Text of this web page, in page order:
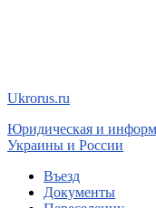
Ukrorus.ru
Юридическая и
Украины и России
Въезд
Документы